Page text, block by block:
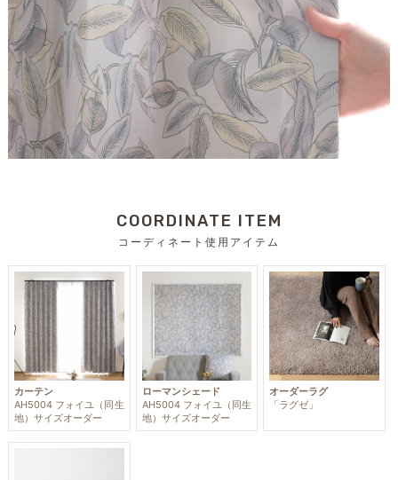
COORDINATE ITEM
コーディネート使用アイテム
カーテン
AH5004 フォイユ（同生
地）サイズオーダー
ローマンシェード
AH5004 フォイユ（同生
地）サイズオーダー
オーダーラグ
「ラグゼ」